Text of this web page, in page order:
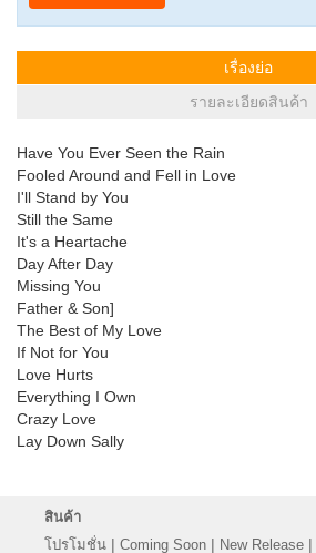
เรื่องย่อ
รายละเอียดสินค้า
Have You Ever Seen the Rain
Fooled Around and Fell in Love
I'll Stand by You
Still the Same
It's a Heartache
Day After Day
Missing You
Father & Son]
The Best of My Love
If Not for You
Love Hurts
Everything I Own
Crazy Love
Lay Down Sally
สินค้า
โปรโมชั่น | Coming Soon | New Release |